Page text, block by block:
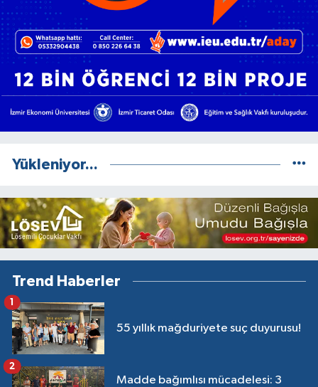
Yükleniyor...
Trend Haberler
55 yıllık mağduriyete suç duyurusu!
1
Madde bağımlısı mücadelesi: 3
2